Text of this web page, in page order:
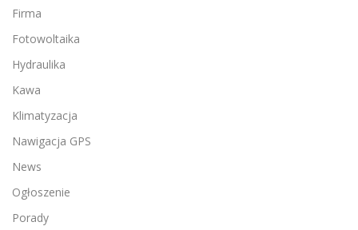
Firma
Fotowoltaika
Hydraulika
Kawa
Klimatyzacja
Nawigacja GPS
News
Ogłoszenie
Porady